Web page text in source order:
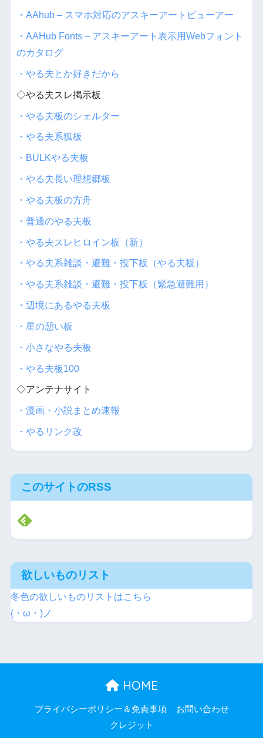
・AAhub – スマホ対応のアスキーアートビューアー
・AAHub Fonts – アスキーアート表示用Webフォント
のカタログ
・やる夫とか好きだから
◇やる夫スレ掲示板
・やる夫板のシェルター
・やる夫系狐板
・BULKやる夫板
・やる夫長い理想郷板
・やる夫板の方舟
・普通のやる夫板
・やる夫スレヒロイン板（新）
・やる夫系雑談・避難・投下板（やる夫板）
・やる夫系雑談・避難・投下板（緊急避難用）
・辺境にあるやる夫板
・星の憩い板
・小さなやる夫板
・やる夫板100
◇アンテナサイト
・漫画・小説まとめ速報
・やるリンク改
このサイトのRSS
欲しいものリスト
冬色の欲しいものリストはこちら
(・ω・)ノ
HOME
プライバシーポリシー＆免責事項
お問い合わせ
クレジット